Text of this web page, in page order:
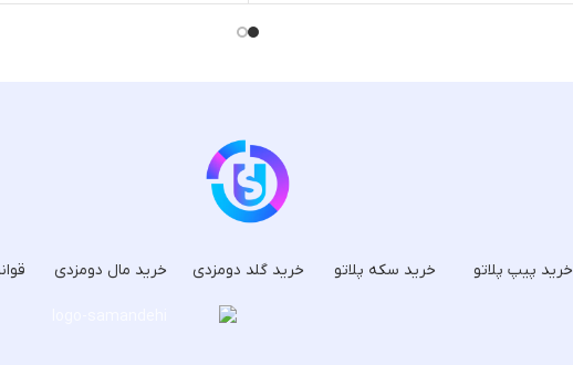
خرید پیپ پلاتو خرید سکه پلاتو خرید گلد دومزدی خرید مال دومزدی